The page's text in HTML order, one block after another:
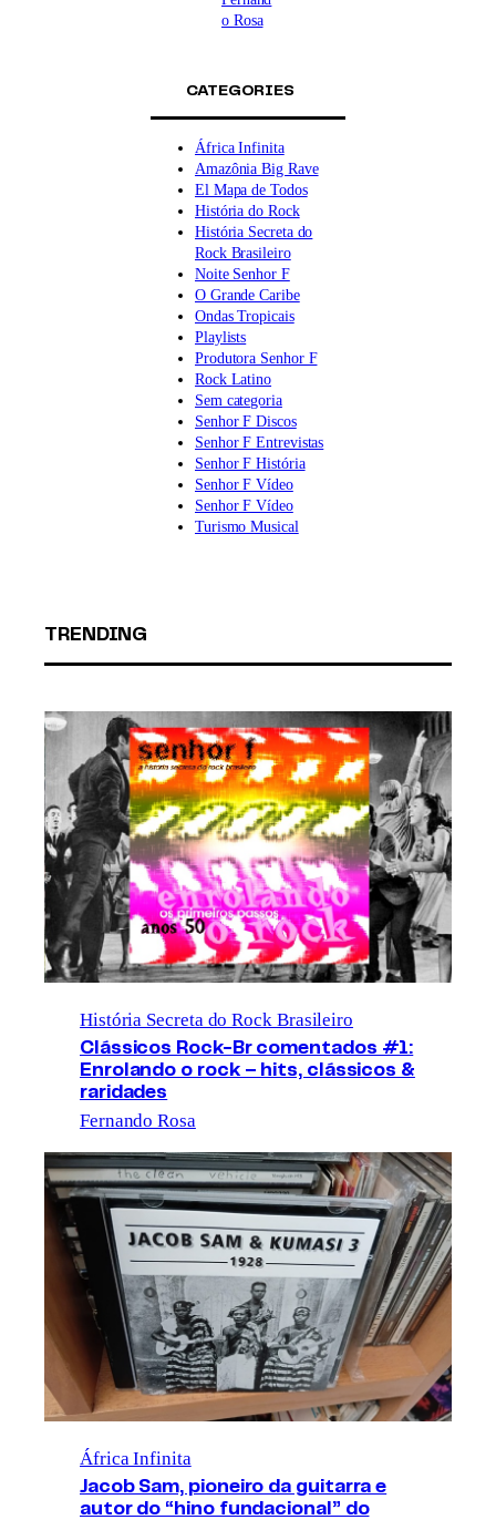
o Rosa
CATEGORIES
África Infinita
Amazônia Big Rave
El Mapa de Todos
História do Rock
História Secreta do
Rock Brasileiro
Noite Senhor F
O Grande Caribe
Ondas Tropicais
Playlists
Produtora Senhor F
Rock Latino
Sem categoria
Senhor F Discos
Senhor F Entrevistas
Senhor F História
Senhor F Vídeo
Senhor F Vídeo
Turismo Musical
TRENDING
História Secreta do Rock Brasileiro
Clássicos Rock-Br comentados #1:
Enrolando o rock – hits, clássicos &
raridades
Fernando Rosa
África Infinita
Jacob Sam, pioneiro da guitarra e
autor do “hino fundacional” do